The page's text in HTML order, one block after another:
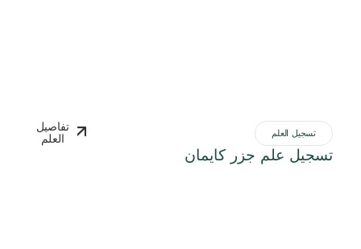
تسجيل العلم
تسجيل علم جزر كايمان
تفاصيل
العلم